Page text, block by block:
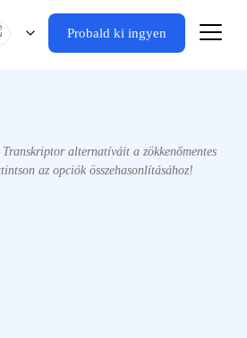
Probald ki ingyen
Transkriptor alternatíváit a zökkenőmentes
az opciók összehasonlításához!